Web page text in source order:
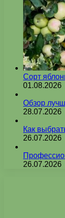
Сорт
01.08.2026
Обзор
28.07.2026
Как
26.07.2026
26.07.2026